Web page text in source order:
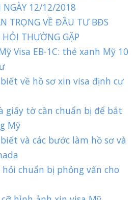
NGÀY 12/12/2018
TRỌNG VỀ ĐẦU TƯ BĐS
THƯỜNG GẶP
Visa EB-1C: thẻ xanh Mỹ 10
về hồ sơ xin visa định cư
giấy tờ cần chuẩn bị để bắt
Mỹ
và các bước làm hồ sơ và
hỏi chuẩn bị phỏng vấn cho